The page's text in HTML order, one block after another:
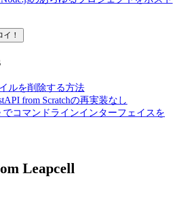
！
ルを削除する方法
from Scratchの再実装なし
でコマンドラインインターフェイスを
Leapcell